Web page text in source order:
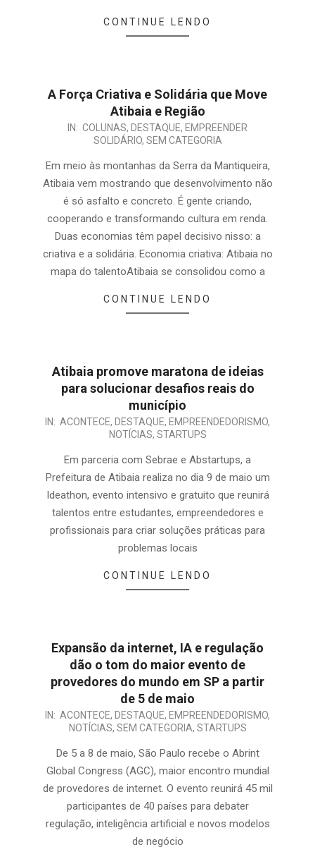
CONTINUE LENDO
A Força Criativa e Solidária que Move
Atibaia e Região
IN: COLUNAS, DESTAQUE, EMPREENDER
SOLIDÁRIO, SEM CATEGORIA
Em meio às montanhas da Serra da Mantiqueira,
Atibaia vem mostrando que desenvolvimento não
é só asfalto e concreto. É gente criando,
cooperando e transformando cultura em renda.
Duas economias têm papel decisivo nisso: a
criativa e a solidária. Economia criativa: Atibaia no
mapa do talentoAtibaia se consolidou como a
CONTINUE LENDO
Atibaia promove maratona de ideias
para solucionar desafios reais do
município
IN: ACONTECE, DESTAQUE, EMPREENDEDORISMO,
NOTÍCIAS, STARTUPS
Em parceria com Sebrae e Abstartups, a
Prefeitura de Atibaia realiza no dia 9 de maio um
Ideathon, evento intensivo e gratuito que reunirá
talentos entre estudantes, empreendedores e
profissionais para criar soluções práticas para
problemas locais
CONTINUE LENDO
Expansão da internet, IA e regulação
dão o tom do maior evento de
provedores do mundo em SP a partir
de 5 de maio
IN: ACONTECE, DESTAQUE, EMPREENDEDORISMO,
NOTÍCIAS, SEM CATEGORIA, STARTUPS
De 5 a 8 de maio, São Paulo recebe o Abrint
Global Congress (AGC), maior encontro mundial
de provedores de internet. O evento reunirá 45 mil
participantes de 40 países para debater
regulação, inteligência artificial e novos modelos
de negócio